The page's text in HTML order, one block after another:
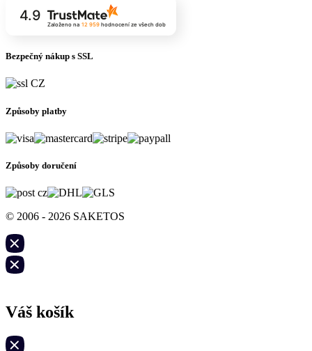
4.9
Založeno na 12 959hodnocení ze všech dob
Bezpečný nákup s SSL
Způsoby platby
Způsoby doručení
© 2006 - 2026 SAKETOS
Váš košík